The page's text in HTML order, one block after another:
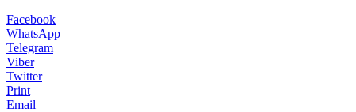
Facebook
WhatsApp
Telegram
Viber
Twitter
Print
Email